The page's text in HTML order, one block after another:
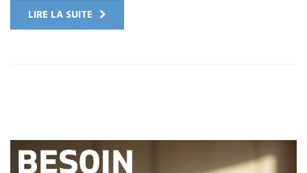
LIRE LA SUITE